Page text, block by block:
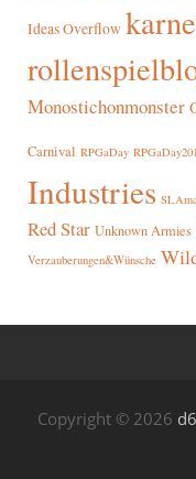
Ideas Overflow
Monostichonmonster
Carnival RPGaDay
Industries
Red Star Unknown Armies
Verzauberungen&Wünsche
Copyright © 2026